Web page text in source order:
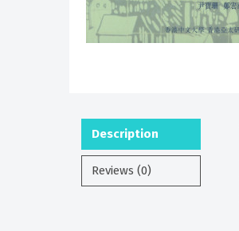
Description
Reviews (0)